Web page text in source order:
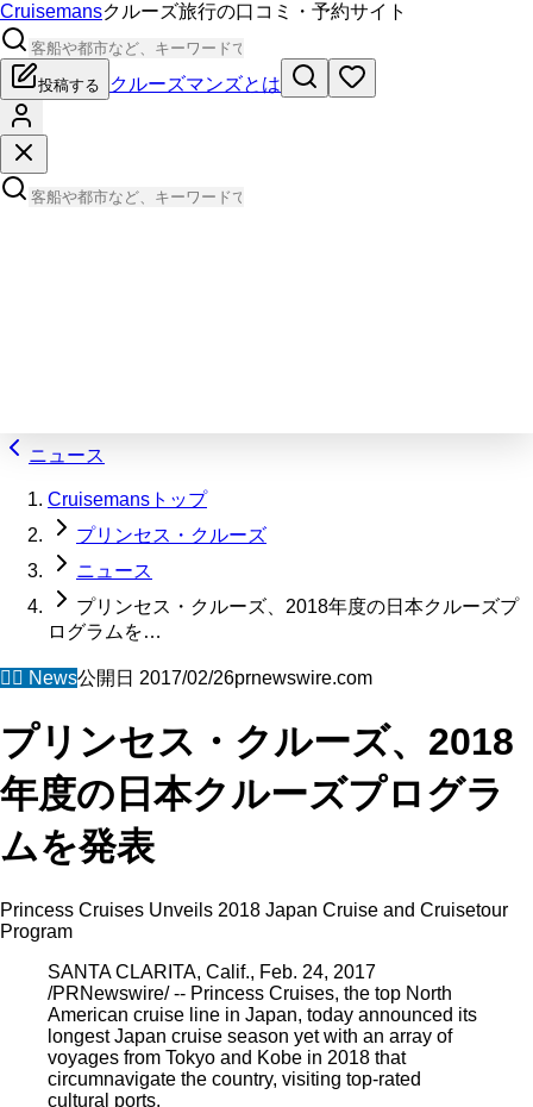
Cruisemansクルーズ旅行の口コミ・予約サイト
投稿する クルーズマンズとは
ニュース
Cruisemansトップ
プリンセス・クルーズ
ニュース
プリンセス・クルーズ、2018年度の日本クルーズプ
ログラムを…
🧜‍♀️ News公開日 2017/02/26prnewswire.com
プリンセス・クルーズ、2018
年度の日本クルーズプログラ
ムを発表
Princess Cruises Unveils 2018 Japan Cruise and Cruisetour
Program
SANTA CLARITA, Calif., Feb. 24, 2017
/PRNewswire/ -- Princess Cruises, the top North
American cruise line in Japan, today announced its
longest Japan cruise season yet with an array of
voyages from Tokyo and Kobe in 2018 that
circumnavigate the country, visiting top-rated
cultural ports.